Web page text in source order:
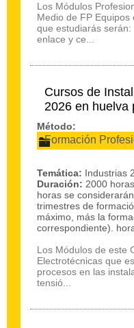
Los Módulos
Medio de FP
que estudiarás
enlace y ce...
Cursos de
2026 en huelva
Método:
Formación
Temática: Industrias
Duración: 2000
horas se
trimestres de
máximo, más la
correspondiente).
Los Módulos de este
Electrotécnicas que
procesos en las
tensió...